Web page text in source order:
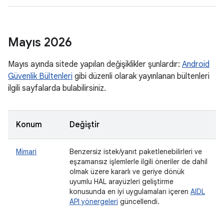
Mayıs 2026
Mayıs ayında sitede yapılan değişiklikler şunlardır: Android
Güvenlik Bültenleri gibi düzenli olarak yayınlanan bültenleri
ilgili sayfalarda bulabilirsiniz.
Konum Değiştir
Mimari
Benzersiz istek/yanıt paketlenebilirleri ve
eşzamansız işlemlerle ilgili öneriler de dahil
olmak üzere kararlı ve geriye dönük
uyumlu HAL arayüzleri geliştirme
konusunda en iyi uygulamaları içeren AIDL
API yönergeleri güncellendi.